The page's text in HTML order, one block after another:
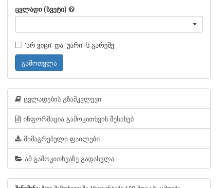
ცვლადი (სვეტი)
'არ ვიცი' და 'უარი'-ს გარეშე
გამოთვლა
ცვლადების გზამკვლევი
ინფორმაცია გამოკითხვის შესახებ
მიმაგრებული ფაილები
ამ გამოკითხვაზე გადასვლა